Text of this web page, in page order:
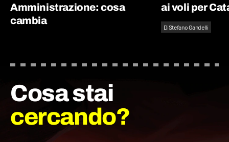
Amministrazione: cosa
cambia
ai voli per
DiStefano Gandelli
Cosa stai
cercando?